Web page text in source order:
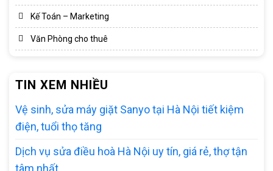
Kế Toán – Marketing
Văn Phòng cho thuê
TIN XEM NHIỀU
Vệ sinh, sửa máy giặt Sanyo tại Hà Nội tiết kiệm
điện, tuổi thọ tăng
Dịch vụ sửa điều hoà Hà Nội uy tín, giá rẻ, thợ tận
tâm nhất